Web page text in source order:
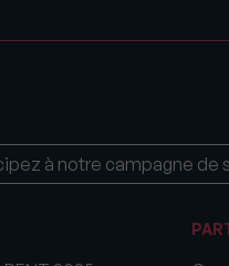
à notre campagne de